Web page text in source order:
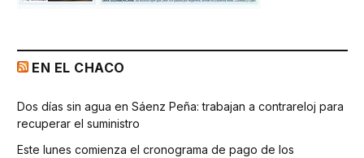
EN EL CHACO
Dos días sin agua en Sáenz Peña: trabajan a contrareloj para
recuperar el suministro
Este lunes comienza el cronograma de pago de los